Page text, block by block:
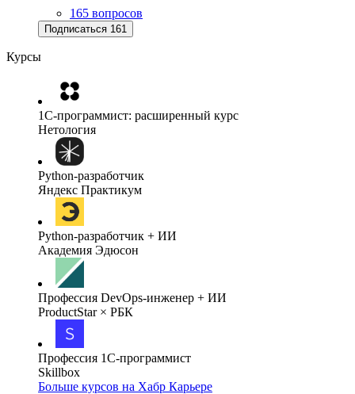
165 вопросов
Подписаться 161
Курсы
1C-программист: расширенный курс
Нетология
Python-разработчик
Яндекс Практикум
Python-разработчик + ИИ
Академия Эдюсон
Профессия DevOps-инженер + ИИ
ProductStar × РБК
Профессия 1С-программист
Skillbox
Больше курсов на Хабр Карьере